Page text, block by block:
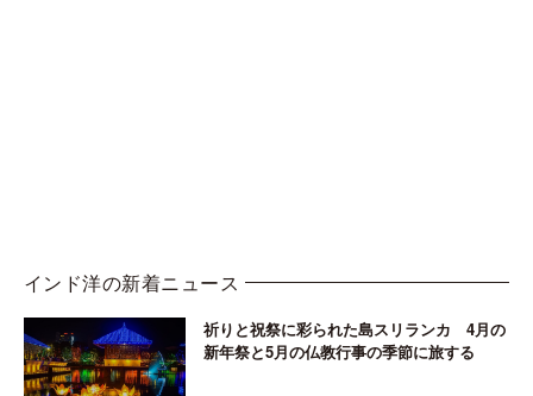
インド洋の新着ニュース
祈りと祝祭に彩られた島スリランカ 4月の
新年祭と5月の仏教行事の季節に旅する